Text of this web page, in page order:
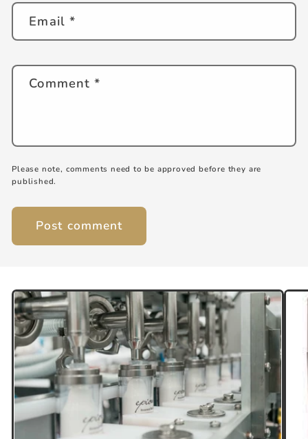
Email*
Comment*
Please note, comments need to be approved before they are
published.